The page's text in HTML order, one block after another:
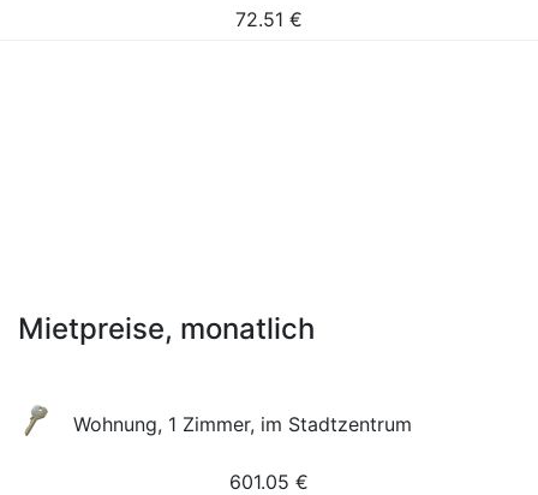
72.51 €
Mietpreise, monatlich
Wohnung, 1 Zimmer, im Stadtzentrum
601.05 €